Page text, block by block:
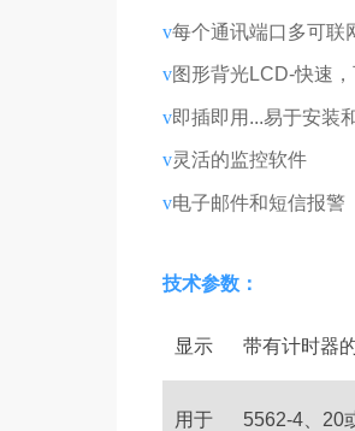
v每个通讯端口多可联
v图形背光LCD-快速
v即插即用...易于安装
v灵活的监控软件
v电子邮件和短信报警
技术参数：
显示 带有计时器
用于 5562-4、20